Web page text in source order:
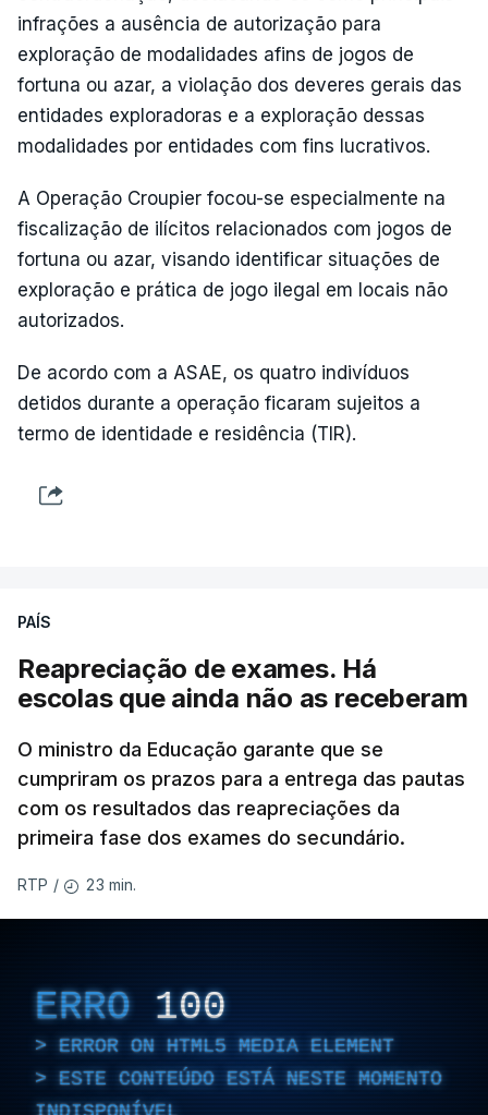
infrações a ausência de autorização para
exploração de modalidades afins de jogos de
fortuna ou azar, a violação dos deveres gerais das
entidades exploradoras e a exploração dessas
modalidades por entidades com fins lucrativos.
A Operação Croupier focou-se especialmente na
fiscalização de ilícitos relacionados com jogos de
fortuna ou azar, visando identificar situações de
exploração e prática de jogo ilegal em locais não
autorizados.
De acordo com a ASAE, os quatro indivíduos
detidos durante a operação ficaram sujeitos a
termo de identidade e residência (TIR).
PAÍS
Reapreciação de exames. Há
escolas que ainda não as receberam
O ministro da Educação garante que se
cumpriram os prazos para a entrega das pautas
com os resultados das reapreciações da
primeira fase dos exames do secundário.
RTP / 23 min.
ERRO 100
ERROR ON HTML5 MEDIA ELEMENT
ESTE CONTEÚDO ESTÁ NESTE MOMENTO